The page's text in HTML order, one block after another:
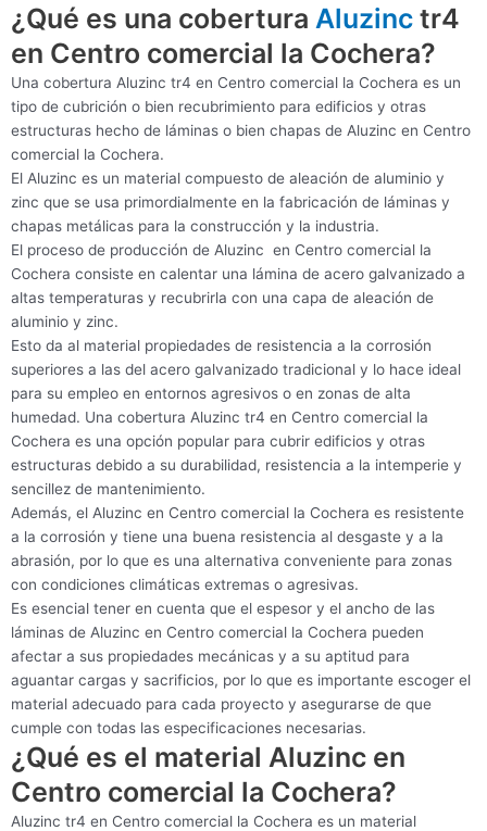
¿Qué es una cobertura Aluzinc tr4
en Centro comercial la Cochera?
Una cobertura Aluzinc tr4 en Centro comercial la Cochera es un
tipo de cubrición o bien recubrimiento para edificios y otras
estructuras hecho de láminas o bien chapas de Aluzinc en Centro
comercial la Cochera.
El Aluzinc es un material compuesto de aleación de aluminio y
zinc que se usa primordialmente en la fabricación de láminas y
chapas metálicas para la construcción y la industria.
El proceso de producción de Aluzinc en Centro comercial la
Cochera consiste en calentar una lámina de acero galvanizado a
altas temperaturas y recubrirla con una capa de aleación de
aluminio y zinc.
Esto da al material propiedades de resistencia a la corrosión
superiores a las del acero galvanizado tradicional y lo hace ideal
para su empleo en entornos agresivos o en zonas de alta
humedad. Una cobertura Aluzinc tr4 en Centro comercial la
Cochera es una opción popular para cubrir edificios y otras
estructuras debido a su durabilidad, resistencia a la intemperie y
sencillez de mantenimiento.
Además, el Aluzinc en Centro comercial la Cochera es resistente
a la corrosión y tiene una buena resistencia al desgaste y a la
abrasión, por lo que es una alternativa conveniente para zonas
con condiciones climáticas extremas o agresivas.
Es esencial tener en cuenta que el espesor y el ancho de las
láminas de Aluzinc en Centro comercial la Cochera pueden
afectar a sus propiedades mecánicas y a su aptitud para
aguantar cargas y sacrificios, por lo que es importante escoger el
material adecuado para cada proyecto y asegurarse de que
cumple con todas las especificaciones necesarias.
¿Qué es el material Aluzinc en
Centro comercial la Cochera?
Aluzinc tr4 en Centro comercial la Cochera es un material